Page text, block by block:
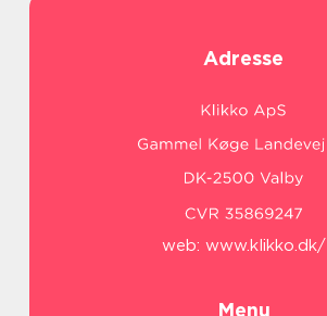
Adresse
web: www.klikko.dk/
Menu